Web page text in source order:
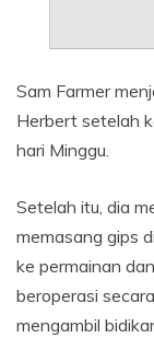
Sam Farmer
Herbert setelah
hari Minggu.
Setelah itu, dia
memasang gips
ke permainan
beroperasi
mengambil